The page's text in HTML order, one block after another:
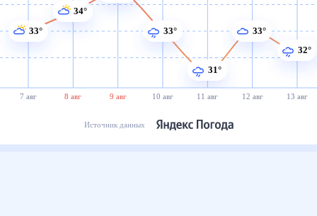
7 авг 8 авг 9 авг 10 авг 11 авг 12 авг 13 авг
33°
34°
33°
31°
33°
32°
Источник данных